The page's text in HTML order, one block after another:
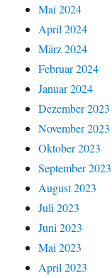
Mai 2024
April 2024
März 2024
Februar 2024
Januar 2024
Dezember 2023
November 2023
Oktober 2023
September 2023
August 2023
Juli 2023
Juni 2023
Mai 2023
April 2023